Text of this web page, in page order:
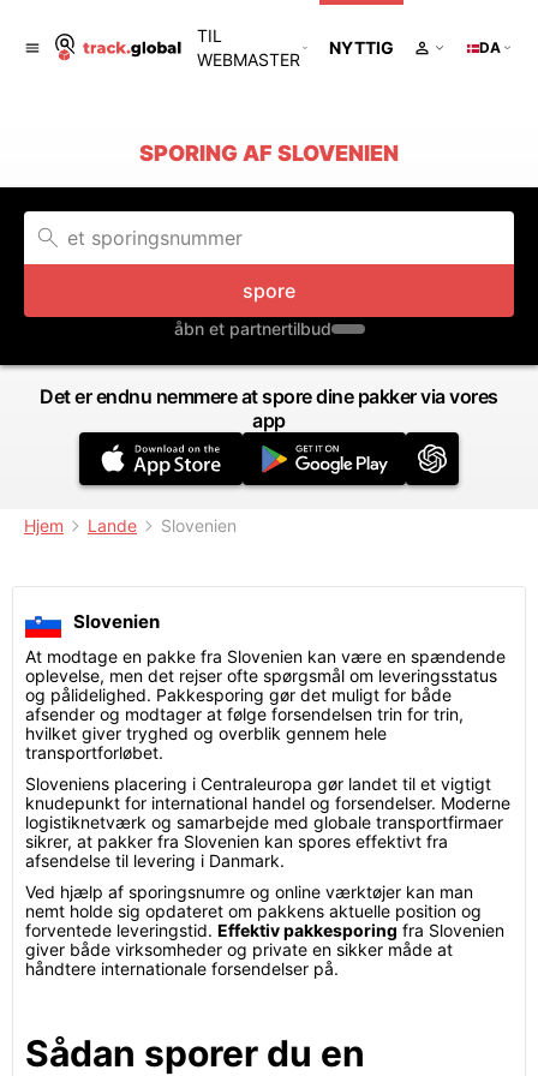
TIL
WEBMASTER
NYTTIG DA
SPORING AF SLOVENIEN
spore
åbn et partnertilbud
Det er endnu nemmere at spore dine pakker via vores
app
Hjem Lande Slovenien
Slovenien
At modtage en pakke fra Slovenien kan være en spændende
oplevelse, men det rejser ofte spørgsmål om leveringsstatus
og pålidelighed. Pakkesporing gør det muligt for både
afsender og modtager at følge forsendelsen trin for trin,
hvilket giver tryghed og overblik gennem hele
transportforløbet.
Sloveniens placering i Centraleuropa gør landet til et vigtigt
knudepunkt for international handel og forsendelser. Moderne
logistiknetværk og samarbejde med globale transportfirmaer
sikrer, at pakker fra Slovenien kan spores effektivt fra
afsendelse til levering i Danmark.
Ved hjælp af sporingsnumre og online værktøjer kan man
nemt holde sig opdateret om pakkens aktuelle position og
forventede leveringstid. Effektiv pakkesporing fra Slovenien
giver både virksomheder og private en sikker måde at
håndtere internationale forsendelser på.
Sådan sporer du en